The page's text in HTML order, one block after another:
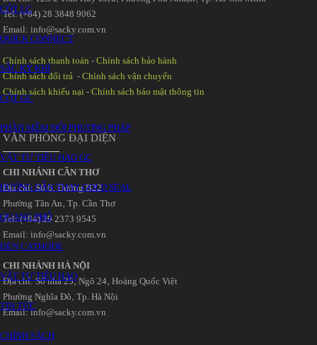
CỘT LC
QUICK CONNECT
SẮC KÝ KHÍ
CỘT GC
PHẦN MỀM ĐỔI PHƯƠNG PHÁP
VẬT TƯ TIÊU HAO GC
HƯỚNG DẪN THAY GOLD SEAL
QUANG PHỔ
ĐÈN CATHODE
VẬT TƯ TIÊU HAO
TIN TỨC
CHÍNH SÁCH
Tel: (+84) 28 3848 9062
Email: info@sacky.com.vn
Chính sách thanh toán -Chính sách bảo hành
Chính sách đổi trả -Chính sách vận chuyển
Chính sách khiếu nại -Chính sách bảo mật thông tin
VĂN PHÒNG ĐẠI DIỆN
CHI NHÁNH CẦN THƠ
Địa chỉ: Số 6‚ Đường B22
Phường Tân An‚ Tp. Cần Thơ
Tel: (+84) 29 2373 9545
Email: info@sacky.com.vn
CHI NHÁNH HÀ NỘI
Địa chỉ: Số nhà 25‚ Ngõ 24‚ Hoàng Quốc Việt
Phường Nghĩa Đô‚ Tp. Hà Nội
Email: info@sacky.com.vn